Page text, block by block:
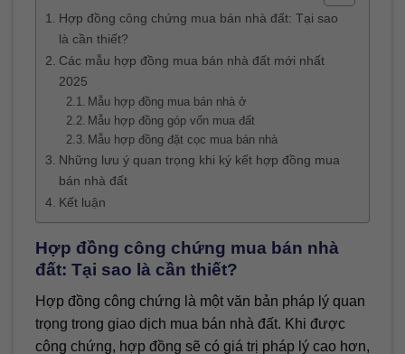
Hợp đồng công chứng mua bán nhà đất: Tại sao
là cần thiết?
Các mẫu hợp đồng mua bán nhà đất mới nhất
2025
Mẫu hợp đồng mua bán nhà ở
Mẫu hợp đồng góp vốn mua đất
Mẫu hợp đồng đặt cọc mua bán nhà
Những lưu ý quan trọng khi ký kết hợp đồng mua
bán nhà đất
Kết luận
Hợp đồng công chứng mua bán nhà
đất: Tại sao là cần thiết?
Hợp đồng công chứng là một văn bản pháp lý quan
trọng trong giao dịch mua bán nhà đất. Khi được
công chứng, hợp đồng sẽ có giá trị pháp lý cao hơn,